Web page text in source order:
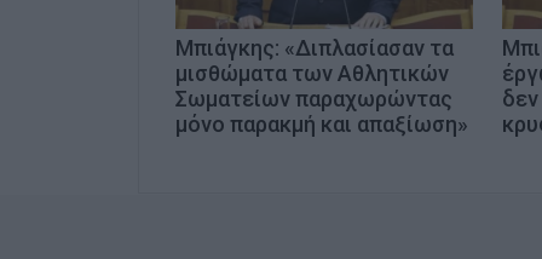
Μπιάγκης: «Διπλασίασαν τα
μισθώματα των Αθλητικών
Σωματείων παραχωρώντας
μόνο παρακμή και απαξίωση»